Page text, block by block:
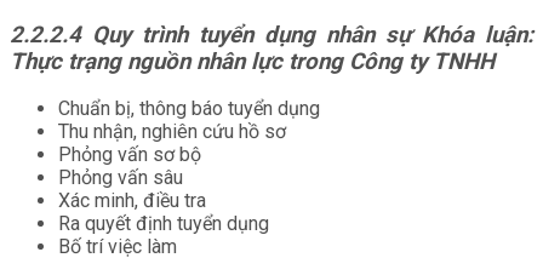
2.2.2.4 Quy trình tuyển dụng nhân sự Khóa luận:
Thực trạng nguồn nhân lực trong Công ty TNHH
Chuẩn bị, thông báo tuyển dụng
Thu nhận, nghiên cứu hồ sơ
Phỏng vấn sơ bộ
Phỏng vấn sâu
Xác minh, điều tra
Ra quyết định tuyển dụng
Bố trí việc làm